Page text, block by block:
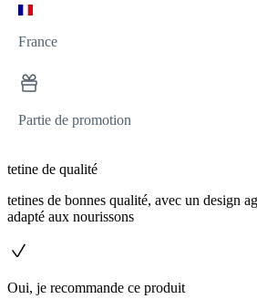
France
Partie de promotion
tetine de qualité
tetines de bonnes qualité, avec un design
adapté aux nourissons
Oui, je recommande ce produit